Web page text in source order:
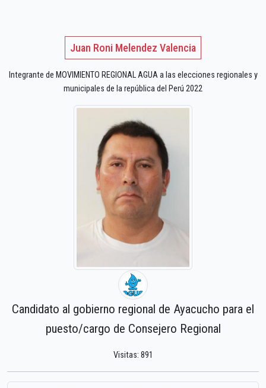
Juan Roni Melendez Valencia
Integrante de MOVIMIENTO REGIONAL AGUA a las elecciones regionales y
municipales de la república del Perú 2022
Candidato al gobierno regional de Ayacucho para el
puesto/cargo de Consejero Regional
Visitas: 891